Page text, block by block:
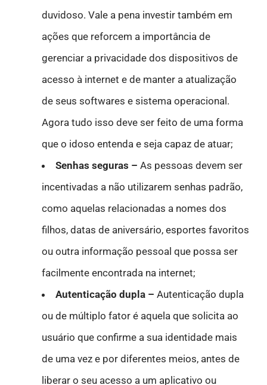
duvidoso. Vale a pena investir também em
ações que reforcem a importância de
gerenciar a privacidade dos dispositivos de
acesso à internet e de manter a atualização
de seus softwares e sistema operacional.
Agora tudo isso deve ser feito de uma forma
que o idoso entenda e seja capaz de atuar;
Senhas seguras – As pessoas devem ser
incentivadas a não utilizarem senhas padrão,
como aquelas relacionadas a nomes dos
filhos, datas de aniversário, esportes favoritos
ou outra informação pessoal que possa ser
facilmente encontrada na internet;
Autenticação dupla – Autenticação dupla
ou de múltiplo fator é aquela que solicita ao
usuário que confirme a sua identidade mais
de uma vez e por diferentes meios, antes de
liberar o seu acesso a um aplicativo ou